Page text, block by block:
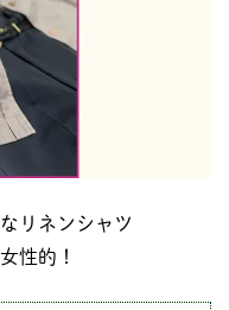
リネンシャツ
性的！